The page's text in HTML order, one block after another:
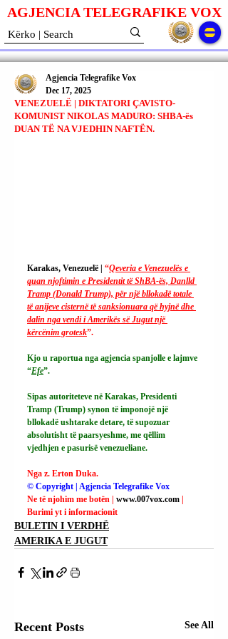
AGJENCIA TELEGRAFIKE VOX
VENEZUELË | DIKTATORI ÇAVISTO-
KOMUNIST NIKOLAS MADURO: SHBA-ës
DUAN TË NA VJEDHIN NAFTËN.
Agjencia Telegrafike Vox
Dec 17, 2025
Karakas, Venezuelë | “Qeveria e Venezuelës e
quan njoftimin e Presidentit të ShBA-ës, Danlld
Tramp (Donald Trump), për një bllokadë totale
të anijeve cisternë të sanksionuara që hyjnë dhe
dalin nga vendi i Amerikës së Jugut një
kërcënim grotesk”.
Kjo u raportua nga agjencia spanjolle e lajmve
“Efe”.
Sipas autoriteteve në Karakas, Presidenti
Tramp (Trump) synon të imponojë një
bllokadë ushtarake detare, të supozuar
absolutisht të paarsyeshme, me qëllim
vjedhjen e pasurisë venezueliane.
Nga z. Erton Duka.
© Copyright | Agjencia Telegrafike Vox
Ne të njohim me botën | www.007vox.com |
Burimi yt i informacionit
BULETIN I VERDHË
AMERIKA E JUGUT
Recent Posts See All